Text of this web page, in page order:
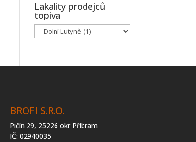
Lakality prodejců
topiva
Lakality
prodejců
BROFI S.R.O.
Pičín 29, 25226 okr Příbram
IČ: 02940035